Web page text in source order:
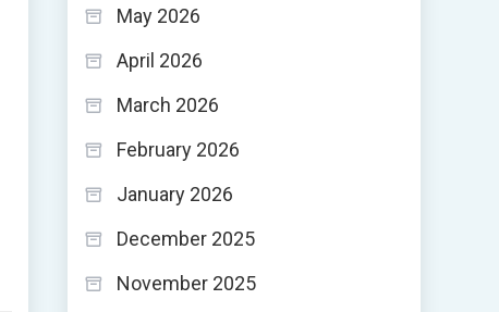
May 2026
April 2026
March 2026
February 2026
January 2026
December 2025
November 2025